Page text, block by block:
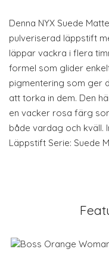
Denna NYX Suede
pulveriserad läppstift
läppar vackra i flera
formel som glider
pigmentering som ger
att torka in dem. Den
en vacker rosa färg
både vardag och kväll.
Läppstift Serie: Suede